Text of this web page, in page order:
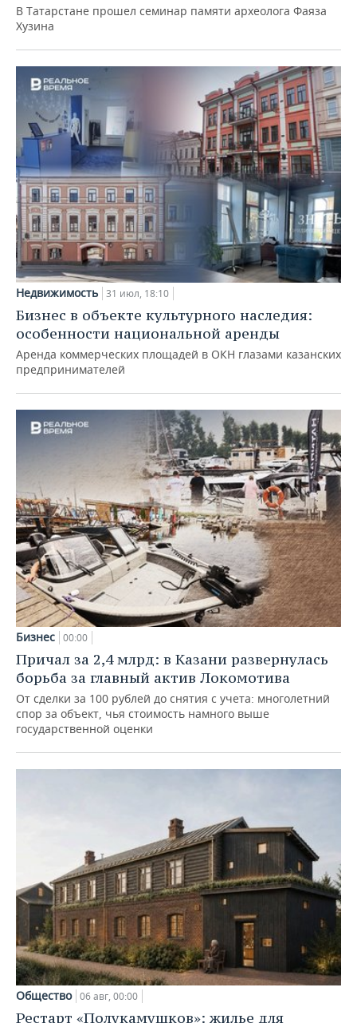
В Татарстане прошел семинар памяти археолога Фаяза
Хузина
Недвижимость 31 июл, 18:10
Бизнес в объекте культурного наследия:
особенности национальной аренды
Аренда коммерческих площадей в ОКН глазами казанских
предпринимателей
Бизнес 00:00
Причал за 2,4 млрд: в Казани развернулась
борьба за главный актив Локомотива
От сделки за 100 рублей до снятия с учета: многолетний
спор за объект, чья стоимость намного выше
государственной оценки
Общество 06 авг, 00:00
Рестарт «Полукамушков»: жилье для